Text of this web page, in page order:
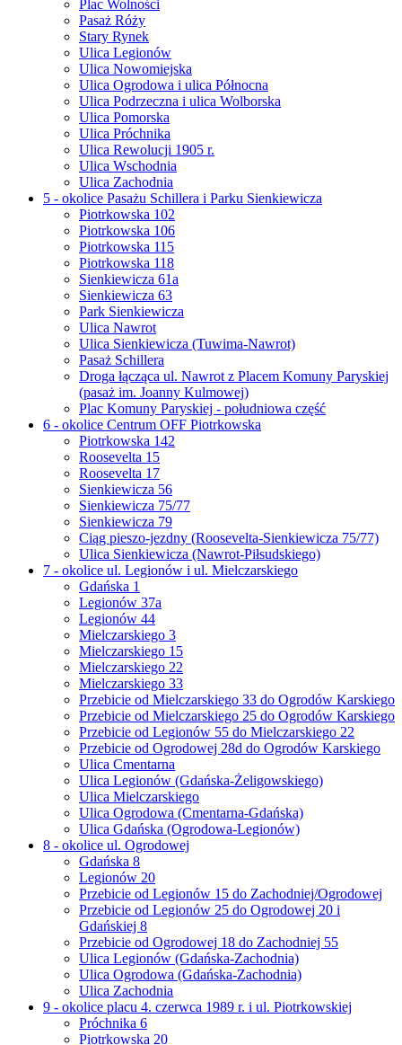
Plac Wolności
Pasaż Róży
Stary Rynek
Ulica Legionów
Ulica Nowomiejska
Ulica Ogrodowa i ulica Północna
Ulica Podrzeczna i ulica Wolborska
Ulica Pomorska
Ulica Próchnika
Ulica Rewolucji 1905 r.
Ulica Wschodnia
Ulica Zachodnia
5 - okolice Pasażu Schillera i Parku Sienkiewicza
Piotrkowska 102
Piotrkowska 106
Piotrkowska 115
Piotrkowska 118
Sienkiewicza 61a
Sienkiewicza 63
Park Sienkiewicza
Ulica Nawrot
Ulica Sienkiewicza (Tuwima-Nawrot)
Pasaż Schillera
Droga łącząca ul. Nawrot z Placem Komuny Paryskiej
(pasaż im. Joanny Kulmowej)
Plac Komuny Paryskiej - południowa część
6 - okolice Centrum OFF Piotrkowska
Piotrkowska 142
Roosevelta 15
Roosevelta 17
Sienkiewicza 56
Sienkiewicza 75/77
Sienkiewicza 79
Ciąg pieszo-jezdny (Roosevelta-Sienkiewicza 75/77)
Ulica Sienkiewicza (Nawrot-Piłsudskiego)
7 - okolice ul. Legionów i ul. Mielczarskiego
Gdańska 1
Legionów 37a
Legionów 44
Mielczarskiego 3
Mielczarskiego 15
Mielczarskiego 22
Mielczarskiego 33
Przebicie od Mielczarskiego 33 do Ogrodów Karskiego
Przebicie od Mielczarskiego 25 do Ogrodów Karskiego
Przebicie od Legionów 55 do Mielczarskiego 22
Przebicie od Ogrodowej 28d do Ogrodów Karskiego
Ulica Cmentarna
Ulica Legionów (Gdańska-Żeligowskiego)
Ulica Mielczarskiego
Ulica Ogrodowa (Cmentarna-Gdańska)
Ulica Gdańska (Ogrodowa-Legionów)
8 - okolice ul. Ogrodowej
Gdańska 8
Legionów 20
Przebicie od Legionów 15 do Zachodniej/Ogrodowej
Przebicie od Legionów 25 do Ogrodowej 20 i
Gdańskiej 8
Przebicie od Ogrodowej 18 do Zachodniej 55
Ulica Legionów (Gdańska-Zachodnia)
Ulica Ogrodowa (Gdańska-Zachodnia)
Ulica Zachodnia
9 - okolice placu 4. czerwca 1989 r. i ul. Piotrkowskiej
Próchnika 6
Piotrkowska 20